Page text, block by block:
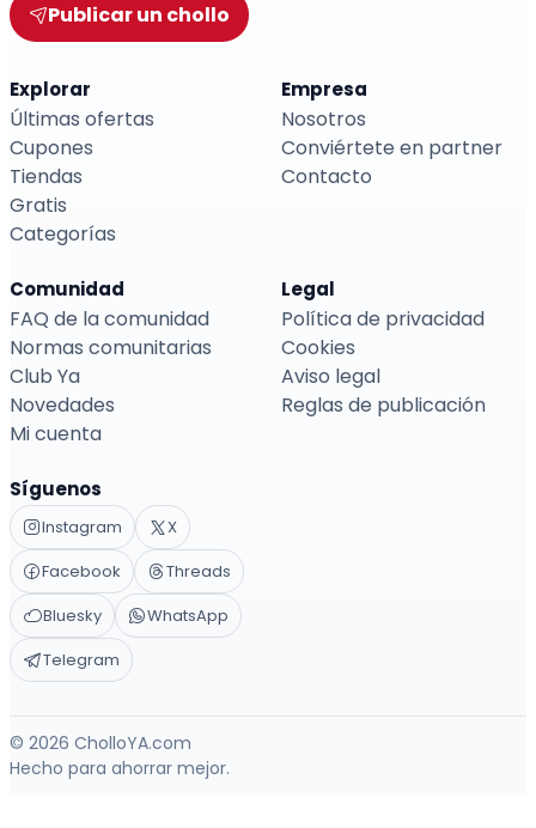
Publicar un chollo
Explorar
Últimas ofertas
Cupones
Tiendas
Gratis
Categorías
Empresa
Nosotros
Conviértete en partner
Contacto
Comunidad
FAQ de la comunidad
Normas comunitarias
Club Ya
Novedades
Mi cuenta
Legal
Política de privacidad
Cookies
Aviso legal
Reglas de publicación
Síguenos
Instagram
X
Facebook
Threads
Bluesky
WhatsApp
Telegram
© 2026 CholloYA.com
Hecho para ahorrar mejor.